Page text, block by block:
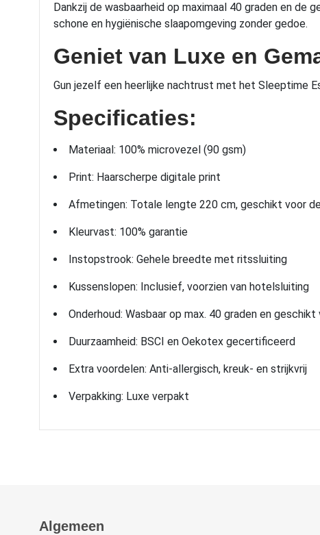
Dankzij de wasbaarheid op maximaal 40 graden en
schone en hygiënische slaapomgeving zonder gedoe.
Geniet van Luxe en
Gun jezelf een heerlijke nachtrust met het Sleeptime
Specificaties:
Materiaal: 100% microvezel (90 gsm)
Print: Haarscherpe digitale print
Afmetingen: Totale lengte 220 cm, geschikt voor
Kleurvast: 100% garantie
Instopstrook: Gehele breedte met ritssluiting
Kussenslopen: Inclusief, voorzien van hotelsluiting
Onderhoud: Wasbaar op max. 40 graden en
Duurzaamheid: BSCI en Oekotex gecertificeerd
Extra voordelen: Anti-allergisch, kreuk- en strijkvrij
Verpakking: Luxe verpakt
Algemeen